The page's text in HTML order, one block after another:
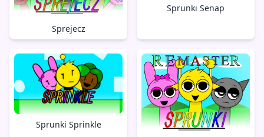
Sprejecz
Sprunki Senap
Sprunki Sprinkle